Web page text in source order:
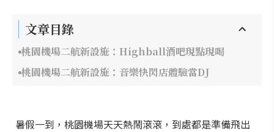
文章目錄
桃園機場二航新設施：Highball酒吧現點現喝
桃園機場二航新設施：音樂快閃店體驗當DJ
暑假一到，桃園機場天天熱鬧滾滾，到處都是準備飛出